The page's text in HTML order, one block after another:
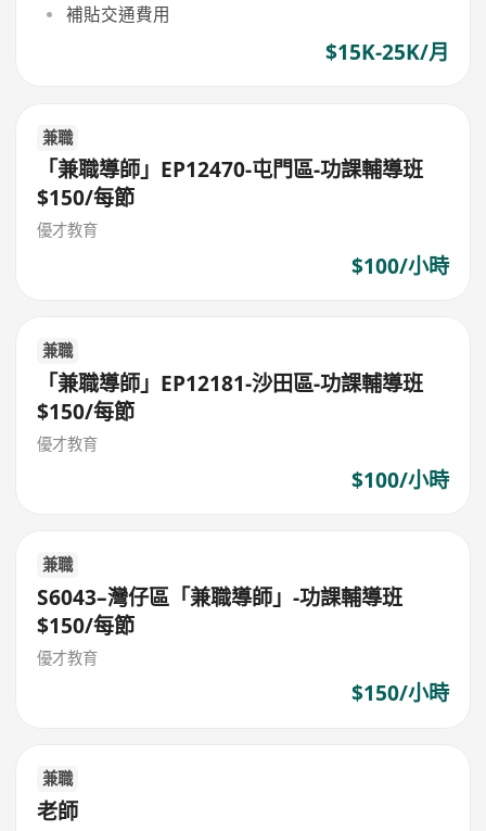
補貼交通費用
$15K-25K/月
兼職
「兼職導師」EP12470-屯門區-功課輔導班
$150/每節
優才教育
$100/小時
兼職
「兼職導師」EP12181-沙田區-功課輔導班
$150/每節
優才教育
$100/小時
兼職
S6043–灣仔區「兼職導師」-功課輔導班
$150/每節
優才教育
$150/小時
兼職
老師